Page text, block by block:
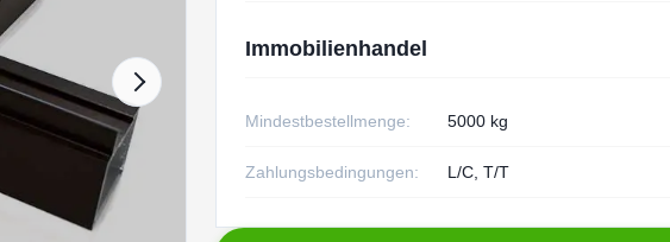
Immobilienhandel
Mindestbestellmenge: 5000 kg
Zahlungsbedingungen: L/C, T/T